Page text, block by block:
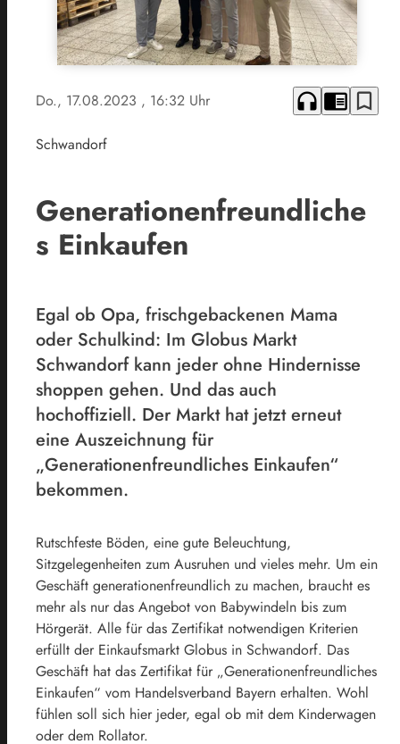
Do., 17.08.2023 , 16:32 Uhr headphones chrome_reader_mode bookmark_border
Schwandorf
Generationenfreundliche
s Einkaufen
Egal ob Opa, frischgebackenen Mama
oder Schulkind: Im Globus Markt
Schwandorf kann jeder ohne Hindernisse
shoppen gehen. Und das auch
hochoffiziell. Der Markt hat jetzt erneut
eine Auszeichnung für
„Generationenfreundliches Einkaufen“
bekommen.
Rutschfeste Böden, eine gute Beleuchtung,
Sitzgelegenheiten zum Ausruhen und vieles mehr. Um ein
Geschäft generationenfreundlich zu machen, braucht es
mehr als nur das Angebot von Babywindeln bis zum
Hörgerät. Alle für das Zertifikat notwendigen Kriterien
erfüllt der Einkaufsmarkt Globus in Schwandorf. Das
Geschäft hat das Zertifikat für „Generationenfreundliches
Einkaufen“ vom Handelsverband Bayern erhalten. Wohl
fühlen soll sich hier jeder, egal ob mit dem Kinderwagen
oder dem Rollator.